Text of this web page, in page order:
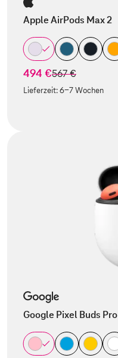
Apple AirPods Max 2
494 €statt
567 €
Lieferzeit:6-7 Wochen
Google Pixel Buds Pro